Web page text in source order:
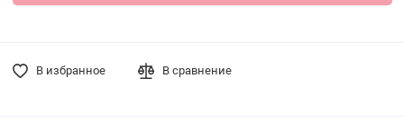
В избранное В сравнение